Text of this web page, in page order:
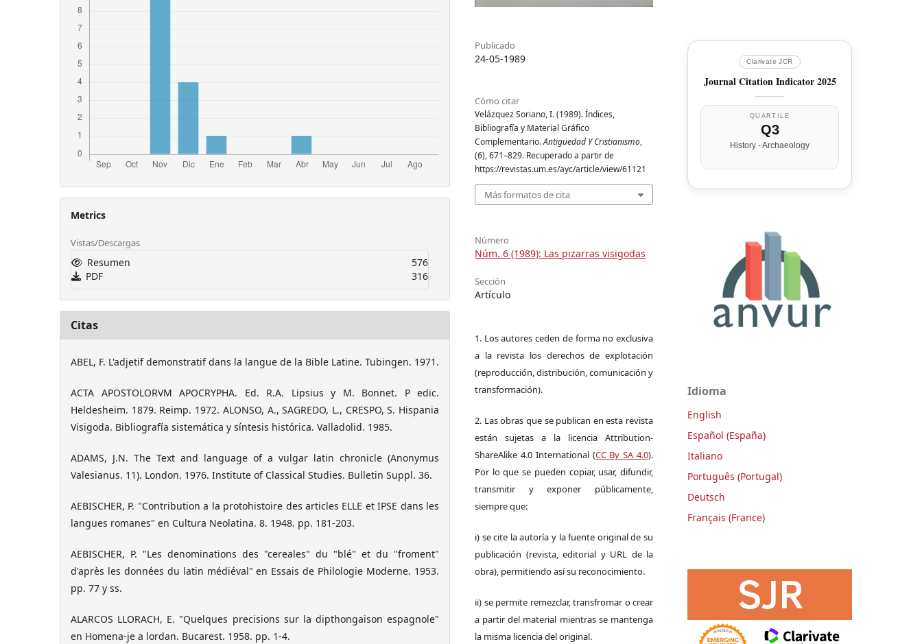
Metrics
Vistas/Descargas
Resumen
576
PDF
316
Citas
ABEL, F. L'adjetif demonstratif dans la langue de la Bible Latine. Tubingen. 1971.
ACTA APOSTOLORVM APOCRYPHA. Ed. R.A. Lipsius y M. Bonnet. P edic.
Heldesheim. 1879. Reimp. 1972. ALONSO, A., SAGREDO, L., CRESPO, S. Hispania
Visigoda. Bibliografía sistemática y síntesis histórica. Valladolid. 1985.
ADAMS, J.N. The Text and language of a vulgar latin chronicle (Anonymus
Valesianus. 11). London. 1976. Institute of Classical Studies. Bulletin Suppl. 36.
AEBISCHER, P. "Contribution a la protohistoire des articles ELLE et IPSE dans les
langues romanes" en Cultura Neolatina. 8. 1948. pp. 181-203.
AEBISCHER, P. "Les denominations des "cereales" du "blé" et du "froment"
d'après les données du latin médiéval" en Essais de Philologie Moderne. 1953.
pp. 77 y ss.
ALARCOS LLORACH, E. "Quelques precisions sur la dipthongaison espagnole"
en Homena-je a lordan. Bucarest. 1958. pp. 1-4.
Publicado
24-05-1989
Cómo citar
Velázquez Soriano, I. (1989). Índices,
Bibliografía y Material Gráfico
Complementario.Antigüedad Y Cristianismo,
(6), 671–829. Recuperado a partir de
https://revistas.um.es/ayc/article/view/61121
Más formatos de cita
Número
Núm. 6 (1989): Las pizarras visigodas
Sección
Artículo
1. Los autores ceden de forma no exclusiva
a la revista los derechos de explotación
(reproducción, distribución, comunicación y
transformación).
2. Las obras que se publican en esta revista
están sujetas a la licencia Attribution-
ShareAlike 4.0 International (CC By SA 4.0).
Por lo que se pueden copiar, usar, difundir,
transmitir y exponer públicamente,
siempre que:
i) se cite la autoría y la fuente original de su
publicación (revista, editorial y URL de la
obra), permitiendo así su reconocimiento.
ii) se permite remezclar, transfromar o crear
a partir del material mientras se mantenga
la misma licencia del original.
Clarivate JCR
Journal Citation Indicator 2025
QUARTILE
Q3
History - Archaeology
Idioma
English
Español (España)
Italiano
Português (Portugal)
Deutsch
Français (France)